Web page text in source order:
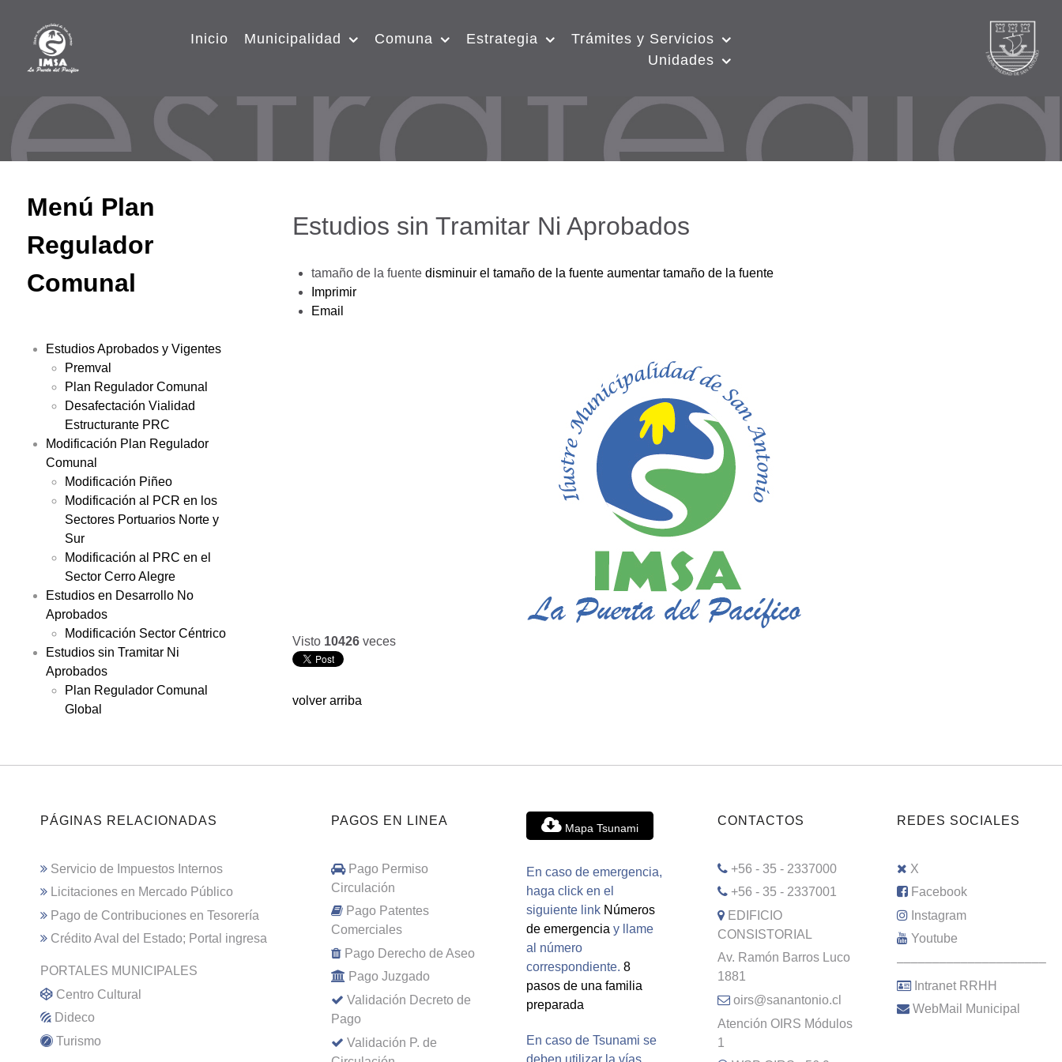
Inicio Municipalidad Comuna Estrategia
Trámites y Servicios
Unidades
Menú Plan
Regulador
Comunal
Estudios Aprobados y Vigentes
Premval
Plan Regulador Comunal
Desafectación Vialidad
Estructurante PRC
Modificación Plan Regulador
Comunal
Modificación Piñeo
Modificación al PCR en los
Sectores Portuarios Norte y
Sur
Modificación al PRC en el
Sector Cerro Alegre
Estudios en Desarrollo No
Aprobados
Modificación Sector Céntrico
Estudios sin Tramitar Ni
Aprobados
Plan Regulador Comunal
Global
Estudios sin Tramitar Ni Aprobados
tamaño de la fuente disminuir el tamaño de la fuente aumentar tamaño de la fuente
Imprimir
Email
Visto 10426 veces
volver arriba
PÁGINAS RELACIONADAS
Servicio de Impuestos Internos
Licitaciones en Mercado Público
Pago de Contribuciones en Tesorería
Crédito Aval del Estado; Portal ingresa
PORTALES MUNICIPALES
Centro Cultural
Dideco
Turismo
PAGOS EN LINEA
Pago Permiso
Circulación
Pago Patentes
Comerciales
Pago Derecho de Aseo
Pago Juzgado
Validación Decreto de
Pago
Validación P. de
Mapa Tsunami
En caso de emergencia,
haga click en el
siguiente link Números
de emergencia y llame
al número
correspondiente. 8
pasos de una familia
preparada
En caso de Tsunami se
deben utilizar la vías
CONTACTOS
+56 - 35 - 2337000
+56 - 35 - 2337001
EDIFICIO
CONSISTORIAL
Av. Ramón Barros Luco
1881
oirs@sanantonio.cl
Atención OIRS Módulos
1
REDES SOCIALES
X
Facebook
Instagram
Youtube
–––––––––––––––––––––
Intranet RRHH
WebMail Municipal